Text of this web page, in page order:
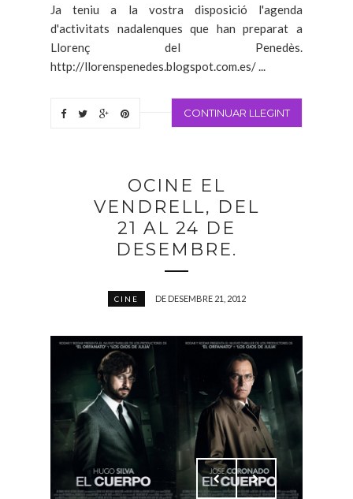
Ja teniu a la vostra disposició l'agenda
d'activitats nadalenques que han preparat a
Llorenç del Penedès.
http://llorenspenedes.blogspot.com.es/ ...
CONTINUAR LLEGINT
OCINE EL
VENDRELL, DEL
21 AL 24 DE
DESEMBRE.
CINE DE DESEMBRE 21, 2012